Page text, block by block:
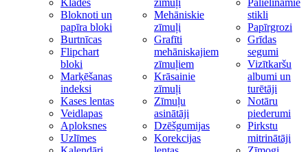
Klades
Bloknoti un
papīra bloki
Burtnīcas
Flipchart
bloki
Marķēšanas
indeksi
Kases lentas
Veidlapas
Aploksnes
Uzlīmes
zīmuļi
Mehāniskie
zīmuļi
Grafīti
mehāniskajiem
zīmuļiem
Krāsainie
zīmuļi
Zīmuļu
asinātāji
Dzēšgumijas
Korekcijas
Palielināmie
stikli
Papīrgrozi
Grīdas
segumi
Vizītkaršu
albumi un
turētāji
Notāru
piederumi
Pirkstu
mitrinātāji